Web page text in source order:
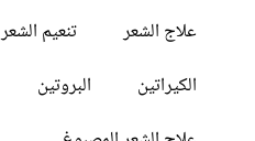
علاج الشعر
تنعيم الشعر
الكيراتين
البروتين